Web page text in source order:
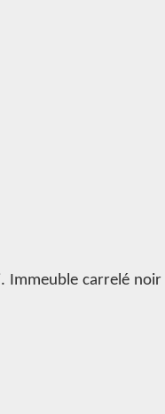
carrelé